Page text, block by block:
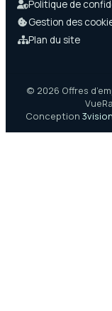
Politique de
Gestion des
Plan du site
© 2026 Offres
Conception